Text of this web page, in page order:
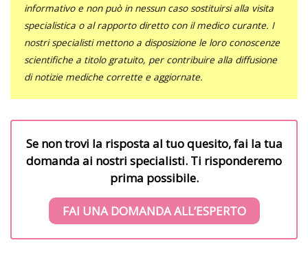
informativo e non può in nessun caso sostituirsi alla visita
specialistica o al rapporto diretto con il medico curante. I
nostri specialisti mettono a disposizione le loro conoscenze
scientifiche a titolo gratuito, per contribuire alla diffusione
di notizie mediche corrette e aggiornate.
Se non trovi la risposta al tuo quesito, fai la tua
domanda ai nostri specialisti. Ti risponderemo
prima possibile.
FAI UNA DOMANDA ALL’ESPERTO